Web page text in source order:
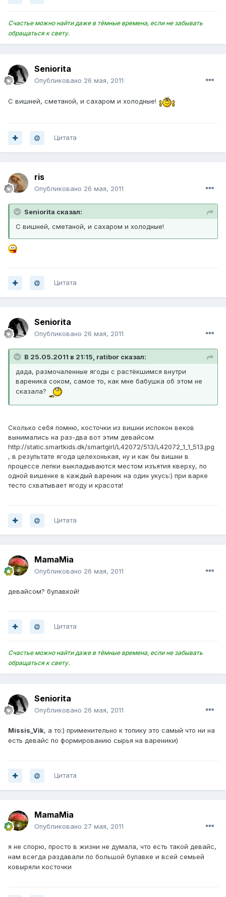
Счастье можно найти даже в тёмные времена, если не забывать
обращаться к свету.
Seniorita
Опубликовано 26 мая, 2011
С вишней, сметаной, и сахаром и холодные!
Цитата
ris
Опубликовано 26 мая, 2011
Seniorita сказал:
С вишней, сметаной, и сахаром и холодные!
Цитата
Seniorita
Опубликовано 26 мая, 2011
В 25.05.2011 в 21:15, ratibor сказал:
дада, размочаленные ягоды с растёкшимся внутри
вареника соком, самое то, как мне бабушка об этом не
сказала?
Сколько себя помню, косточки из вишни испокон веков
вынимались на раз-два вот этим девайсом
http://static.smartkids.dk/smartgirl/L42072/513/L42072_1_1_513.jpg
, в результате ягода целехонькая, ну и как бы вишни в
процессе лепки выкладываются местом изъятия кверху, по
одной вишенке в каждый вареник на один укусь:) при варке
тесто схватывает ягоду и красота!
Цитата
MamaMia
Опубликовано 26 мая, 2011
девайсом? булавкой!
Цитата
Счастье можно найти даже в тёмные времена, если не забывать
обращаться к свету.
Seniorita
Опубликовано 26 мая, 2011
Missis_Vik, а то:) применительно к топику это самый что ни на
есть девайс по формированию сырья на вареники)
Цитата
MamaMia
Опубликовано 27 мая, 2011
я не спорю, просто в жизни не думала, что есть такой девайс,
нам всегда раздавали по большой булавке и всей семьей
ковыряли косточки